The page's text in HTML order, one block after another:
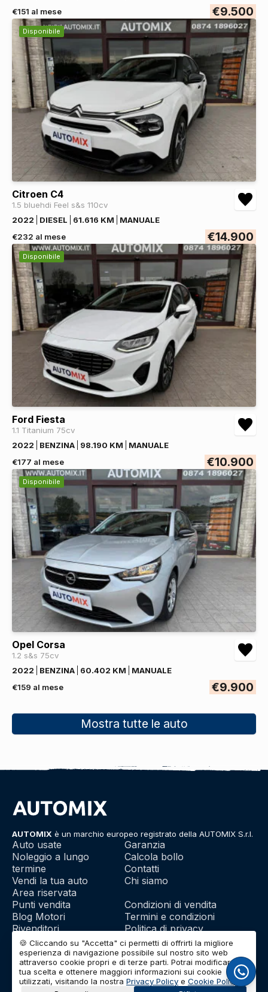
€151 al mese
€9.500
Disponibile
Citroen C4
1.5 bluehdi Feel s&s 110cv
2022
DIESEL 61.616 KM
MANUALE
€232 al mese
€14.900
Disponibile
Ford Fiesta
1.1 Titanium 75cv
2022
BENZINA 98.190 KM
MANUALE
€177 al mese
€10.900
Disponibile
Opel Corsa
1.2 s&s 75cv
2022
BENZINA 60.402 KM
MANUALE
€159 al mese
€9.900
Mostra tutte le auto
AUTOMIX è un marchio europeo registrato della AUTOMIX S.r.l.
Auto usate
Noleggio a lungo
termine
Vendi la tua auto
Area riservata
Garanzia
Calcola bollo
Contatti
Chi siamo
Punti vendita
Blog Motori
Rivenditori
Franchising
Condizioni di vendita
Termini e condizioni
Politica di privacy
Utilizzo dei cookie
© 2026 | AUTOMIX S.r.l. | Partita IVA: IT01732290703 | Capitale
Sociale: Euro 10.000 i.v.
🍪 Cliccando su "Accetta" ci permetti di offrirti la migliore
esperienza di navigazione possibile sul nostro sito web
attraverso cookie propri e di terze parti. Potrai modificare la
tua scelta e ottenere maggiori informazioni sui cookie
utilizzati, visitando la nostra Privacy Policy e Cookie Policy.